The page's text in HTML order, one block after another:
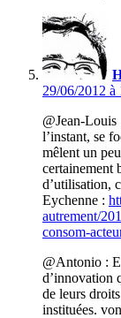
29/06/2012 à
@Jean-Louis
l’instant, se
mêlent un
certainement
d’utilisation,
Eychenne :
autrement/
consom-
@Antonio :
d’innovation
de leurs
instituées.